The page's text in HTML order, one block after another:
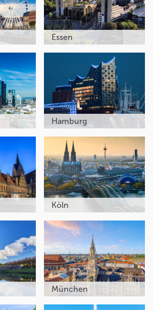
Essen
Hamburg
Köln
München